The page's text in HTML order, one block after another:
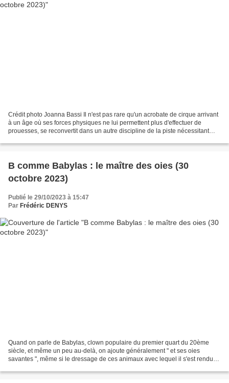
Crédit photo Joanna Bassi Il n'est pas rare qu'un acrobate de cirque arrivant
à un âge où ses forces physiques ne lui permettent plus d'effectuer de
prouesses, se reconvertit dans un autre discipline de la piste nécessitant
B comme Babylas : le maître des oies (30
octobre 2023)
Publié le 29/10/2023 à 15:47
Par Frédéric DENYS
Quand on parle de Babylas, clown populaire du premier quart du 20ème
siècle, et même un peu au-delà, on ajoute généralement " et ses oies
savantes ", même si le dressage de ces animaux avec lequel il s'est rendu